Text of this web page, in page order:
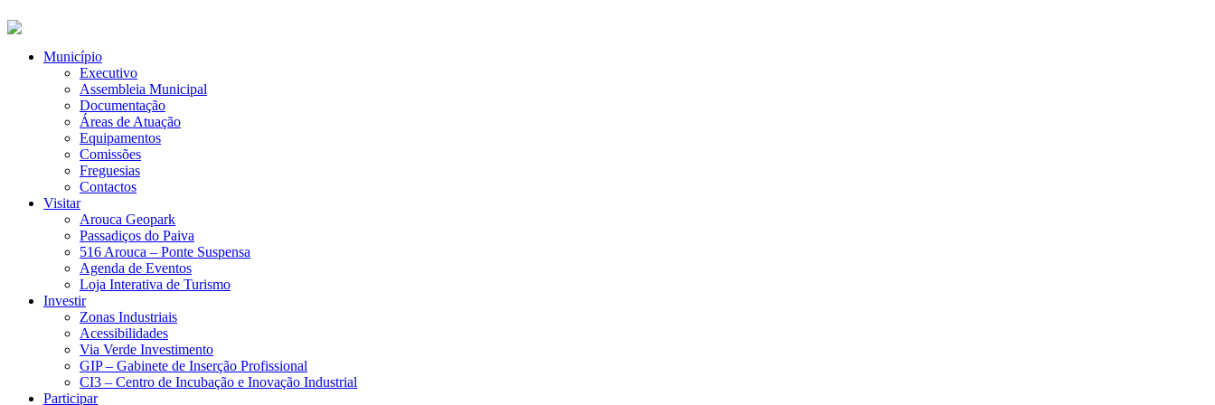
Município
Executivo
Assembleia Municipal
Documentação
Áreas de Atuação
Equipamentos
Comissões
Freguesias
Contactos
Visitar
Arouca Geopark
Passadiços do Paiva
516 Arouca – Ponte Suspensa
Agenda de Eventos
Loja Interativa de Turismo
Investir
Zonas Industriais
Acessibilidades
Via Verde Investimento
GIP – Gabinete de Inserção Profissional
CI3 – Centro de Incubação e Inovação Industrial
Participar